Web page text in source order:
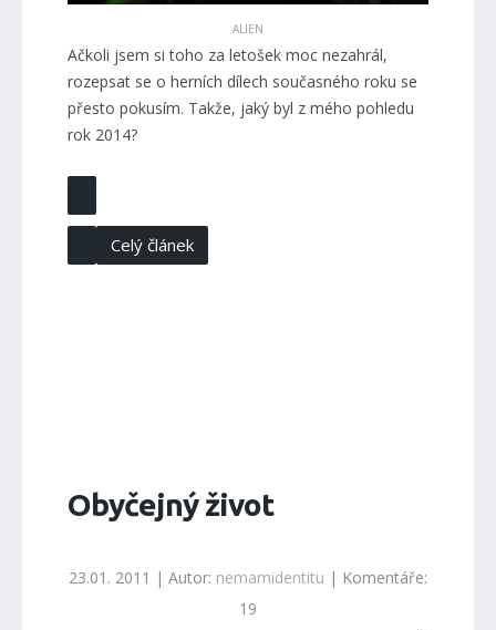
ALIEN
Ačkoli jsem si toho za letošek moc nezahrál,
rozepsat se o herních dílech současného roku se
přesto pokusím. Takže, jaký byl z mého pohledu
rok 2014?
Celý článek
Obyčejný život
23.01. 2011 | Autor: nemamidentitu | Komentáře:
19